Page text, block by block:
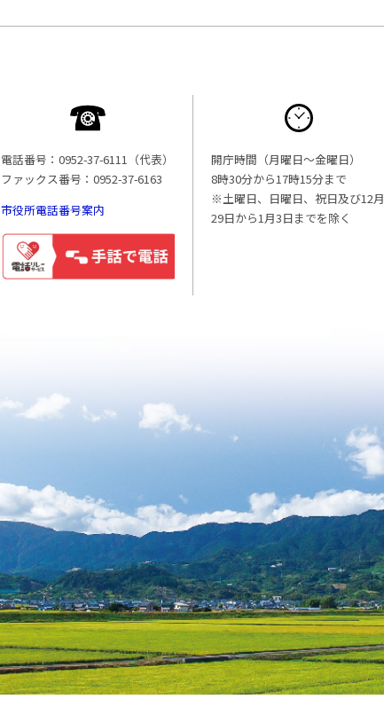
電話番号：0952-37-6111（代表）
ファックス番号：0952-37-6163
市役所電話番号案内
開庁時間（月曜日〜金曜日）
8時30分から17時15分まで
※土曜日、日曜日、祝日及び12月
29日から1月3日までを除く